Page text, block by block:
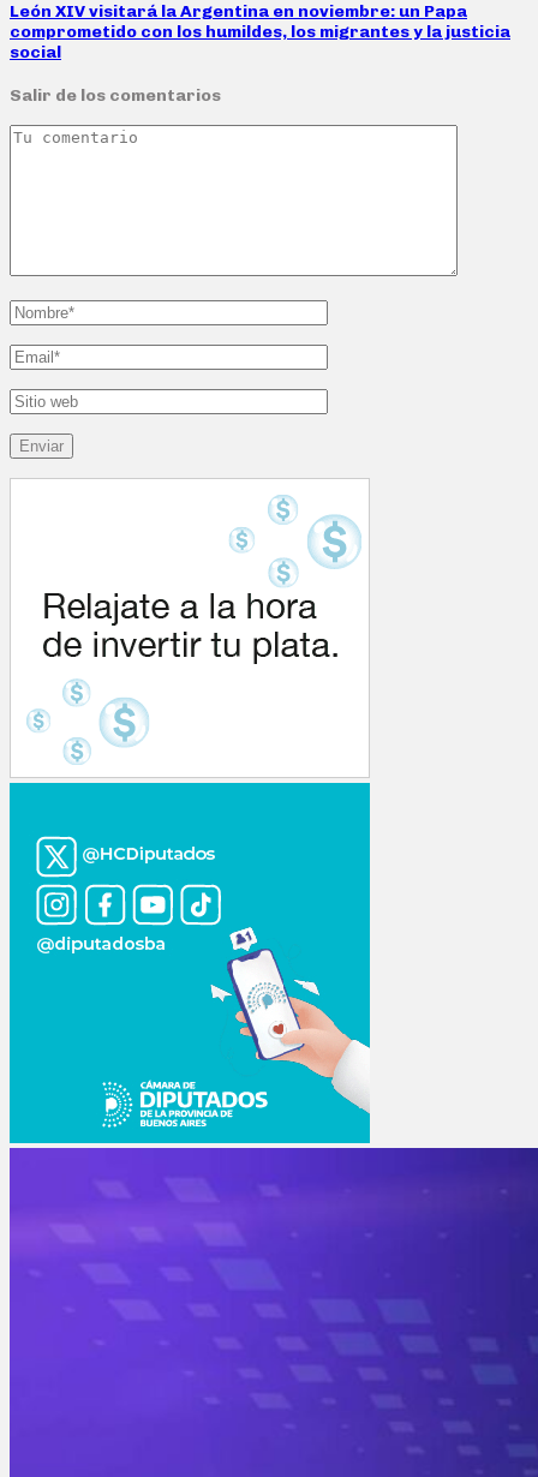
León XIV visitará la Argentina en noviembre: un Papa
comprometido con los humildes, los migrantes y la justicia
social
Salir de los comentarios